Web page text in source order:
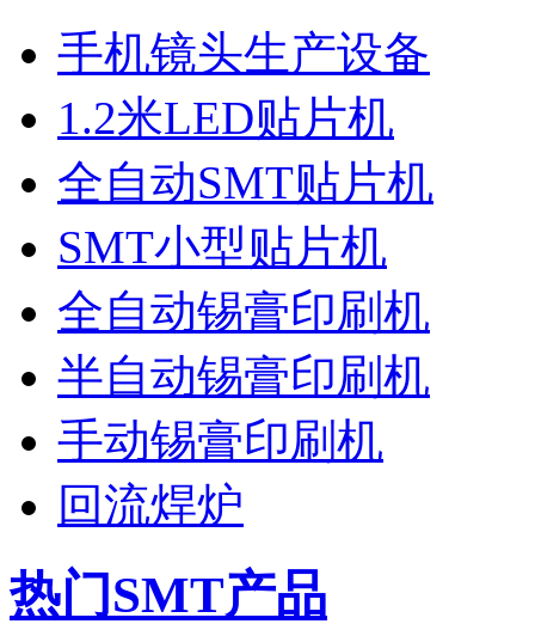
手机镜头生产设备
1.2米LED贴片机
全自动SMT贴片机
SMT小型贴片机
全自动锡膏印刷机
半自动锡膏印刷机
手动锡膏印刷机
回流焊炉
热门SMT产品